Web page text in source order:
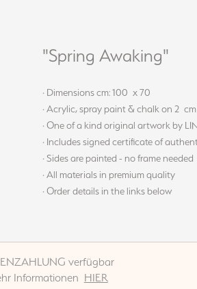
"Spring Awaking"
· Dimensions cm: 100 x 70
· Acrylic, spray paint & chalk on 2
· One of a kind original artwork by
· Includes signed certificate of
· Sides are painted - no frame needed
· All materials in premium quality
· Order details in the links below
verfügbar
Informationen HIER